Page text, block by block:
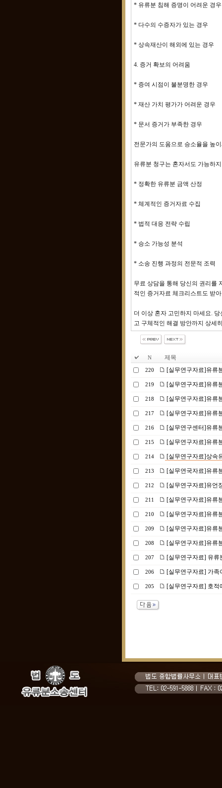
* 유류분 침해 증명이 어려운 경우
* 다수의 수증자가 있는 경우
* 상속재산이 해외에 있는 경우
4. 증거 확보의 어려움
* 증여 시점이 불분명한 경우
* 재산 가치 평가가 어려운 경우
* 문서 증거가 부족한 경우
전문가의 도움으로 승소율을 높
유류분 청구는 혼자서도 가능하
* 정확한 유류분 금액 산정
* 체계적인 증거자료 수집
* 법적 대응 전략 수립
* 승소 가능성 분석
* 소송 진행 과정의 전문적 조력
무료 상담을 통해 당신의 권리를
적인 증거자료 체크리스트도 받
더 이상 혼자 고민하지 마세요.
고 구체적인 해결 방안까지 상세
N 제목
220 [실무연구자료]유류
219 [실무연구자료]유류
218 [실무연구자료]유류
217 [실무연구자료]유류
216 [실무연구센터]유류
215 [실무연구자료]유류
214 [실무연구자료]상속
213 [실무연국자료]유류
212 [실무연구자료]유언
211 [실무연구자료]유류
210 [실무연구자료]유류
209 [실무연구자료]유류
208 [실무연구자료]유류
207 [실무연구자료] 유류
206 [실무연구자료] 가족
205 [실무연구자료] 호적